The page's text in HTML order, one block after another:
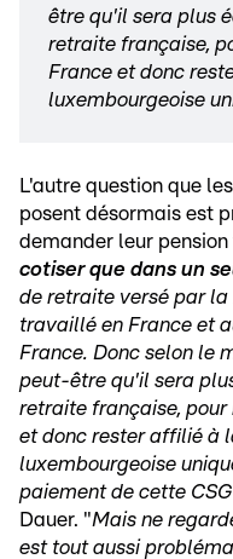
être qu'il sera plus
retraite française,
France et donc
luxembourgeoise
L'autre question que
posent désormais est
demander leur
cotiser que dans un
de retraite versé par
travaillé en France et
France. Donc selon le
peut-être qu'il sera
retraite française, pour
et donc rester affilié à
luxembourgeoise
paiement de cette
Dauer. "Mais ne
est tout aussi